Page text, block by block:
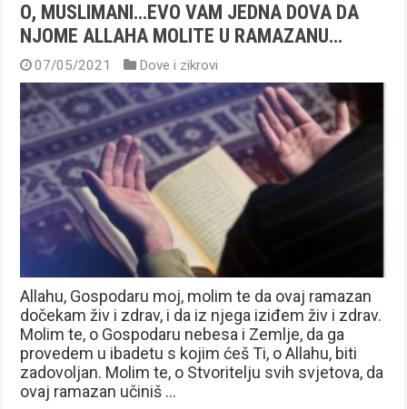
O, MUSLIMANI…EVO VAM JEDNA DOVA DA
NJOME ALLAHA MOLITE U RAMAZANU…
07/05/2021 Dove i zikrovi
Allahu, Gospodaru moj, molim te da ovaj ramazan
dočekam živ i zdrav, i da iz njega iziđem živ i zdrav.
Molim te, o Gospodaru nebesa i Zemlje, da ga
provedem u ibadetu s kojim ćeš Ti, o Allahu, biti
zadovoljan. Molim te, o Stvoritelju svih svjetova, da
ovaj ramazan učiniš …